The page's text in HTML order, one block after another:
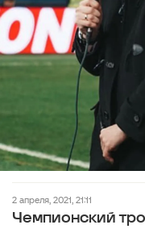
2 апреля, 2021, 21:11
Чемпионский